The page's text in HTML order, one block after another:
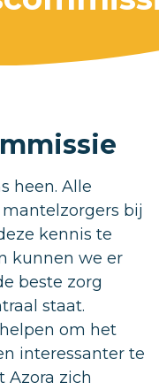
heen. Alle
bij
kennis te
kunnen we er
beste zorg
staat.
om het
interessanter te
Azora zich